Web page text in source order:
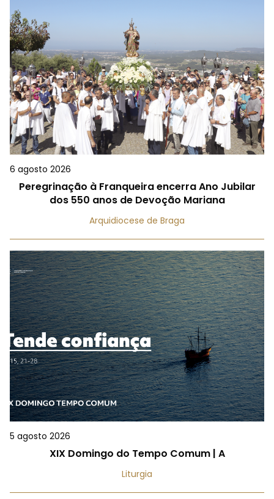
6 agosto 2026
Peregrinação à Franqueira encerra Ano Jubilar
dos 550 anos de Devoção Mariana
Arquidiocese de Braga
5 agosto 2026
XIX Domingo do Tempo Comum | A
Liturgia